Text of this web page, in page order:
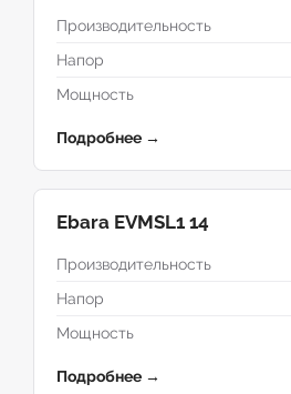
Производительность
Напор
Мощность
Подробнее →
Ebara EVMSL1 14
Производительность
Напор
Мощность
Подробнее →